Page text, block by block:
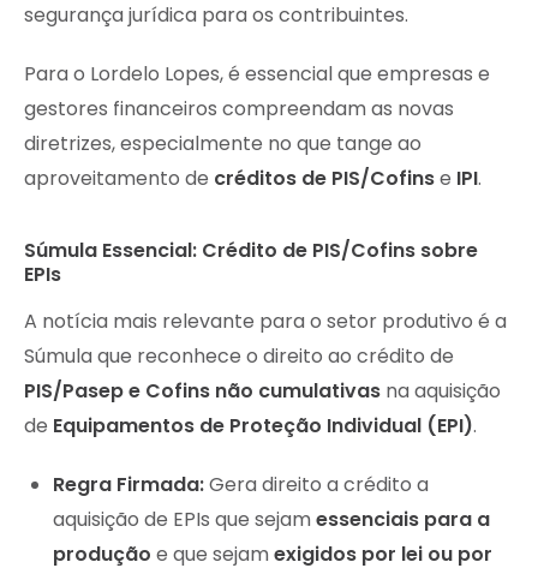
segurança jurídica para os contribuintes.
Para o Lordelo Lopes, é essencial que empresas e
gestores financeiros compreendam as novas
diretrizes, especialmente no que tange ao
aproveitamento de créditos de PIS/Cofinse IPI.
Súmula Essencial: Crédito de PIS/Cofins sobre
EPIs
A notícia mais relevante para o setor produtivo é a
Súmula que reconhece o direito ao crédito de
PIS/Pasep e Cofins não cumulativas na aquisição
de Equipamentos de Proteção Individual (EPI).
Regra Firmada:Gera direito a crédito a
aquisição de EPIs que sejam essenciais para a
produção e que sejam exigidos por lei ou por